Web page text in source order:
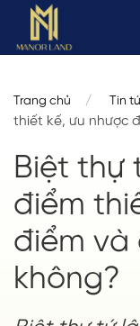
Trang chủ Tin
thiết kế, ưu nhược
Biệt thự
điểm
điểm và
không?